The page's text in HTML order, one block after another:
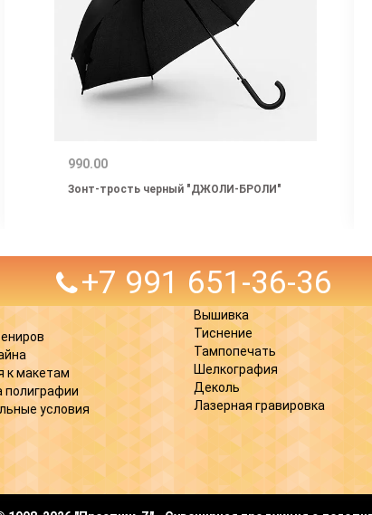
990.00
Зонт-трость черный "ДЖОЛИ-БРОЛИ"
+7 991 651-36-36
к макетам
полиграфии
условия
Вышивка
Тиснение
Тампопечать
Шелкография
Деколь
Лазерная гравировка